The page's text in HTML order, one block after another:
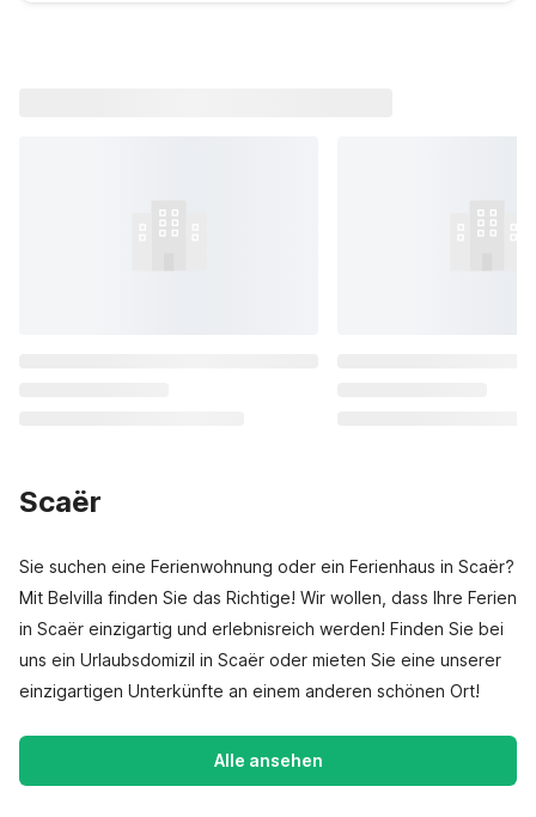
Scaër
Sie suchen eine Ferienwohnung oder ein Ferienhaus in Scaër?
Mit Belvilla finden Sie das Richtige! Wir wollen, dass Ihre Ferien
in Scaër einzigartig und erlebnisreich werden! Finden Sie bei
uns ein Urlaubsdomizil in Scaër oder mieten Sie eine unserer
einzigartigen Unterkünfte an einem anderen schönen Ort!
Alle ansehen